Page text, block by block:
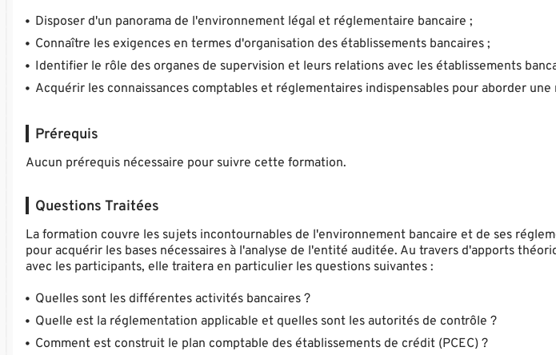
Disposer d'un panorama de l'environnement légal et réglementaire bancaire ;
Connaître les exigences en termes d'organisation des établissements bancaires ;
Identifier le rôle des organes de supervision et leurs relations avec les établissements
Acquérir les connaissances comptables et réglementaires indispensables pour aborder
Prérequis
Aucun prérequis nécessaire pour suivre cette formation.
Questions Traitées
La formation couvre les sujets incontournables de l'environnement bancaire et de ses
pour acquérir les bases nécessaires à l'analyse de l'entité auditée. Au travers d'apports
avec les participants, elle traitera en particulier les questions suivantes :
Quelles sont les différentes activités bancaires ?
Quelle est la réglementation applicable et quelles sont les autorités de contrôle ?
Comment est construit le plan comptable des établissements de crédit (PCEC) ?